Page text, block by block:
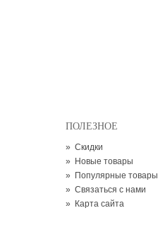
ПОЛЕЗНОЕ
» Скидки
»
Новые товары
»
Популярные товары
» Связаться с нами
»
Карта сайта